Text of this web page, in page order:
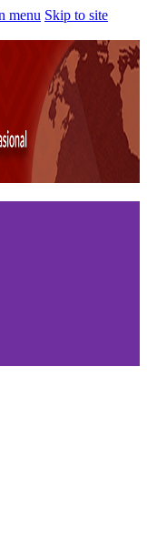
menu Skip to site